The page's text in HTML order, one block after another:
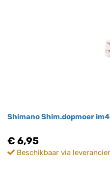
Shimano Shim.dopmoer
€ 6,95
Beschikbaar via leverancier